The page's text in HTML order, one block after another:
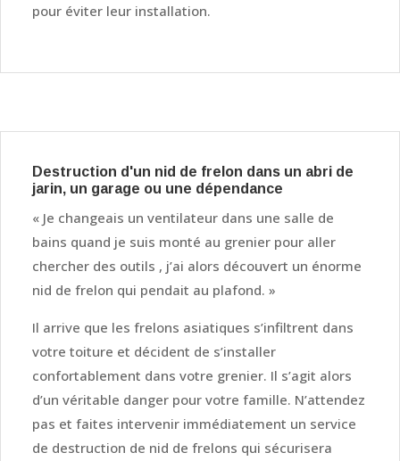
pour éviter leur installation.
Destruction d'un nid de frelon dans un abri de
jarin, un garage ou une dépendance
« Je changeais un ventilateur dans une salle de
bains quand je suis monté au grenier pour aller
chercher des outils , j’ai alors découvert un énorme
nid de frelon qui pendait au plafond. »
Il arrive que les frelons asiatiques s’infiltrent dans
votre toiture et décident de s’installer
confortablement dans votre grenier. Il s’agit alors
d’un véritable danger pour votre famille. N’attendez
pas et faites intervenir immédiatement un service
de destruction de nid de frelons qui sécurisera